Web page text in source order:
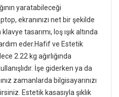
yaratabileceği
ekranınızı net bir şekilde
tasarımı, loş ışık altında
eder.Hafif ve Estetik
2.22 kg ağırlığında
İşe giderken ya da
zamanlarda bilgisayarınızı
Estetik kasasıyla şıklık